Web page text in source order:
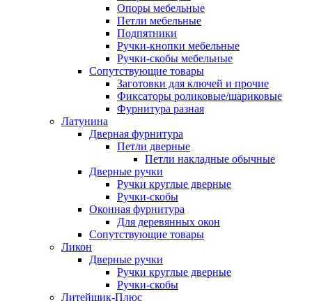
Опоры мебельные
Петли мебельные
Подпятники
Ручки-кнопки мебельные
Ручки-скобы мебельные
Сопутствующие товары
Заготовки для ключей и прочие
Фиксаторы роликовые/шариковые
Фурнитура разная
Латунина
Дверная фурнитура
Петли дверные
Петли накладные обычные
Дверные ручки
Ручки круглые дверные
Ручки-скобы
Оконная фурнитура
Для деревянных окон
Сопутствующие товары
Ликон
Дверные ручки
Ручки круглые дверные
Ручки-скобы
Литейщик-Плюс